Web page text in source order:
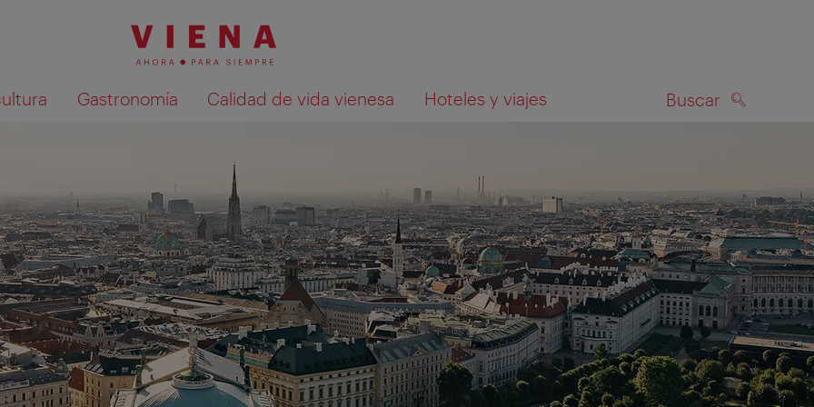
Gastronomía Calidad de vida vienesa Hoteles y viajes Buscar